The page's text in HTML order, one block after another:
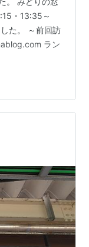
・13:35～
た。 ～前回訪
ラン